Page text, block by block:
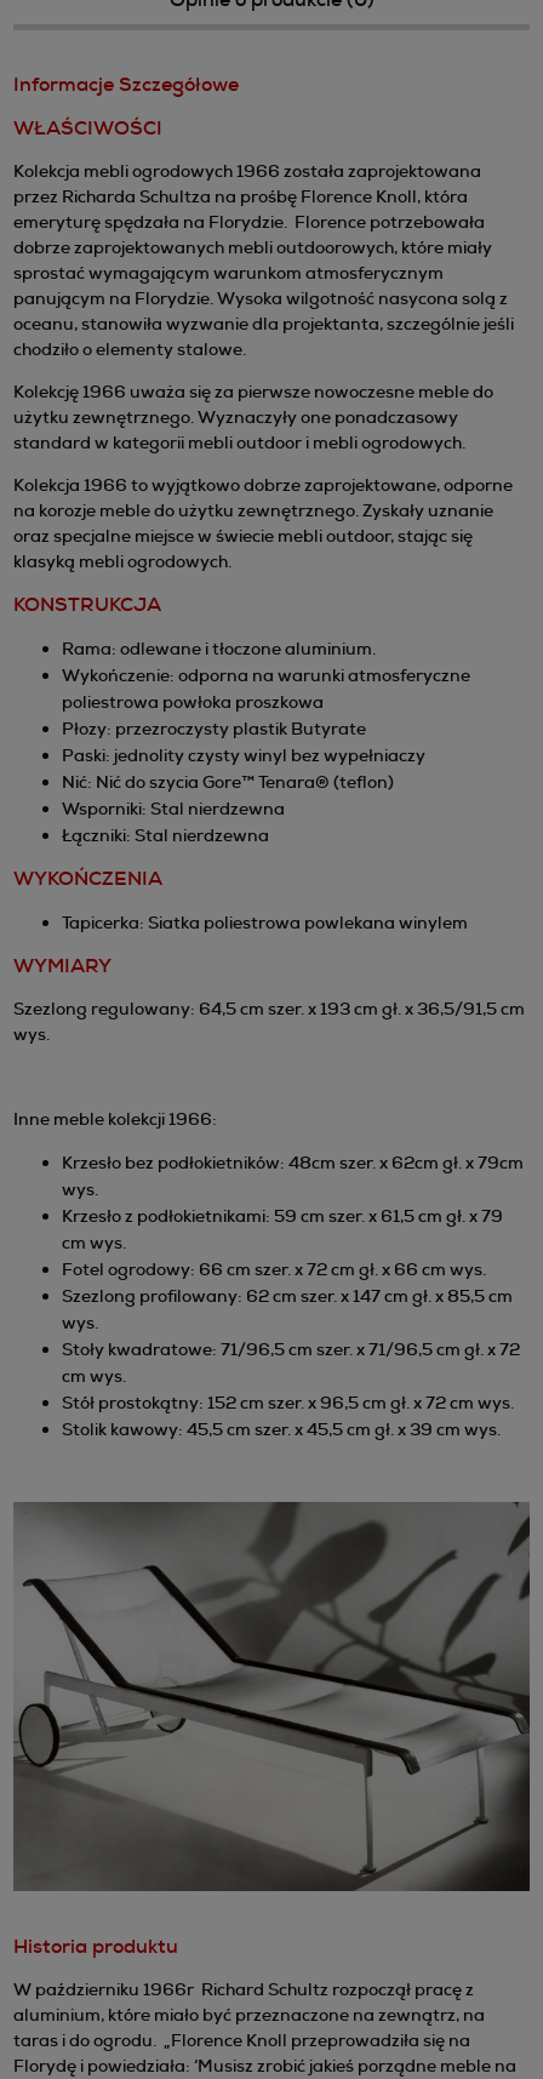
Informacje Szczegółowe
WŁAŚCIWOŚCI
Kolekcja mebli ogrodowych 1966 została zaprojektowana
przez Richarda Schultza na prośbę Florence Knoll, która
emeryturę spędzała na Florydzie. Florence potrzebowała
dobrze zaprojektowanych mebli outdoorowych, które miały
sprostać wymagającym warunkom atmosferycznym
panującym na Florydzie. Wysoka wilgotność nasycona solą z
oceanu, stanowiła wyzwanie dla projektanta, szczególnie jeśli
chodziło o elementy stalowe.
Kolekcję 1966 uważa się za pierwsze nowoczesne meble do
użytku zewnętrznego. Wyznaczyły one ponadczasowy
standard w kategorii mebli outdoor i mebli ogrodowych.
Kolekcja 1966 to wyjątkowo dobrze zaprojektowane, odporne
na korozje meble do użytku zewnętrznego. Zyskały uznanie
oraz specjalne miejsce w świecie mebli outdoor, stając się
klasyką mebli ogrodowych.
KONSTRUKCJA
Rama: odlewane i tłoczone aluminium.
Wykończenie: odporna na warunki atmosferyczne
poliestrowa powłoka proszkowa
Płozy: przezroczysty plastik Butyrate
Paski: jednolity czysty winyl bez wypełniaczy
Nić: Nić do szycia Gore™ Tenara® (teflon)
Wsporniki: Stal nierdzewna
Łączniki: Stal nierdzewna
WYKOŃCZENIA
Tapicerka: Siatka poliestrowa powlekana winylem
WYMIARY
Szezlong regulowany: 64,5 cm szer. x 193 cm gł. x 36,5/91,5 cm
wys.
Inne meble kolekcji 1966:
Krzesło bez podłokietników: 48cm szer. x 62cm gł. x 79cm
wys.
Krzesło z podłokietnikami: 59 cm szer. x 61,5 cm gł. x 79
cm wys.
Fotel ogrodowy: 66 cm szer. x 72 cm gł. x 66 cm wys.
Szezlong profilowany: 62 cm szer. x 147 cm gł. x 85,5 cm
wys.
Stoły kwadratowe: 71/96,5 cm szer. x 71/96,5 cm gł. x 72
cm wys.
Stół prostokątny: 152 cm szer. x 96,5 cm gł. x 72 cm wys.
Stolik kawowy: 45,5 cm szer. x 45,5 cm gł. x 39 cm wys.
Historia produktu
W październiku 1966r Richard Schultz rozpoczął pracę z
aluminium, które miało być przeznaczone na zewnątrz, na
taras i do ogrodu. „Florence Knoll przeprowadziła się na
Florydę i powiedziała: ‘Musisz zrobić jakieś porządne meble na